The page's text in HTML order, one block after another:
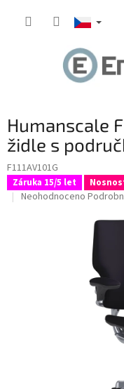
Humanscale
židle s
F111AV101G
Záruka 15/5 let
Průměrné
Neohodnoceno